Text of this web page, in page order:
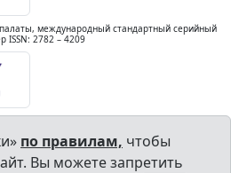
международный стандартный серийный
ISSN: 2782 – 4209
по правилам, чтобы
Вы можете запретить